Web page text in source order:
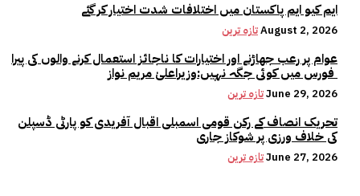
ایم کیو ایم پاکستان میں اختلافات شدت اختیار کر گئے
تازہ ترینAugust 2, 2026
عوام پر رعب جھاڑنے اور اختیارات کا ناجائز استعمال کرنے والوں کی پیرا
تازہ ترینJune 29, 2026
تحریک انصاف کے رکن قومی اسمبلی اقبال آفریدی کو پارٹی ڈسپلن
کی خلاف ورزی پر شوکاز جاری
تازہ ترینJune 27, 2026